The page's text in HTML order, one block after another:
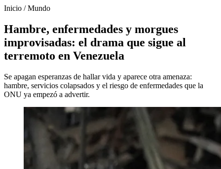
Inicio /Mundo
Hambre, enfermedades y morgues
improvisadas: el drama que sigue al
terremoto en Venezuela
Se apagan esperanzas de hallar vida y aparece otra amenaza:
hambre, servicios colapsados y el riesgo de enfermedades que la
ONU ya empezó a advertir.